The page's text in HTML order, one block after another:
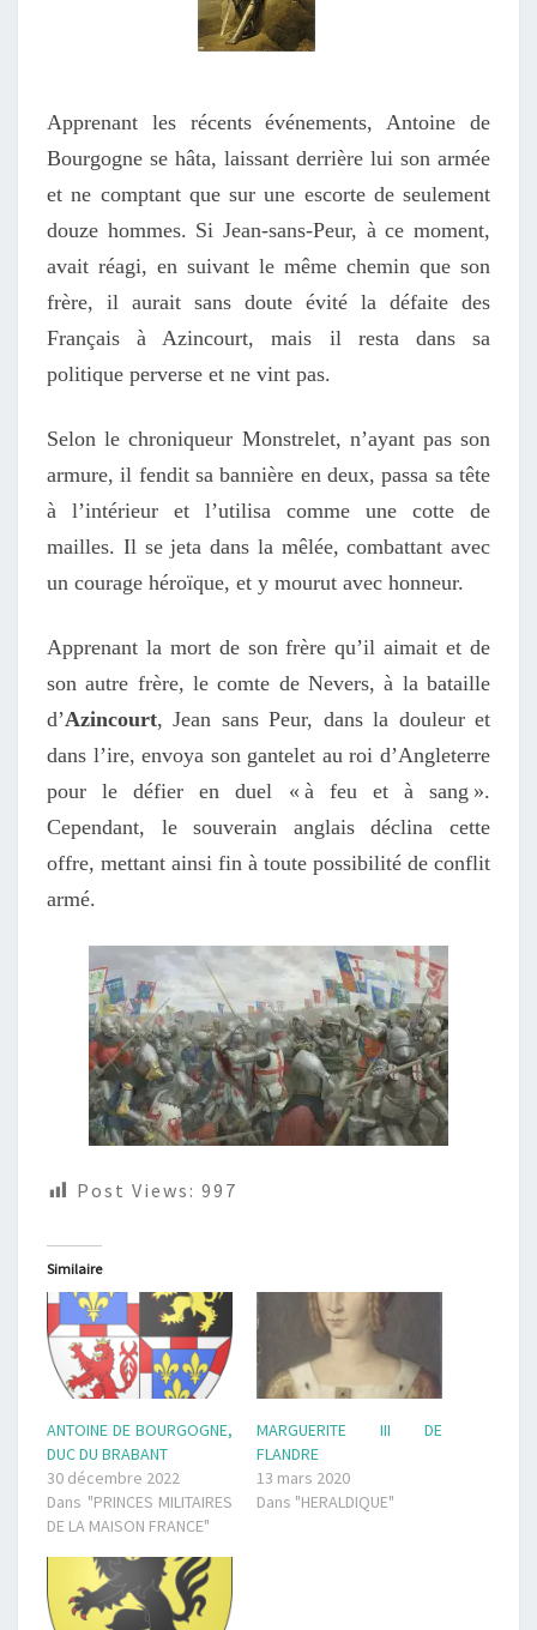
Apprenant les récents événements, Antoine de
Bourgogne se hâta, laissant derrière lui son armée
et ne comptant que sur une escorte de seulement
douze hommes. Si Jean-sans-Peur, à ce moment,
avait réagi, en suivant le même chemin que son
frère, il aurait sans doute évité la défaite des
Français à Azincourt, mais il resta dans sa
politique perverse et ne vint pas.
Selon le chroniqueur Monstrelet, n’ayant pas son
armure, il fendit sa bannière en deux, passa sa tête
à l’intérieur et l’utilisa comme une cotte de
mailles. Il se jeta dans la mêlée, combattant avec
un courage héroïque, et y mourut avec honneur.
Apprenant la mort de son frère qu’il aimait et de
son autre frère, le comte de Nevers, à la bataille
d’Azincourt, Jean sans Peur, dans la douleur et
dans l’ire, envoya son gantelet au roi d’Angleterre
pour le défier en duel « à feu et à sang ».
Cependant, le souverain anglais déclina cette
offre, mettant ainsi fin à toute possibilité de conflit
armé.
Post Views: 997
Similaire
ANTOINE DE BOURGOGNE,
DUC DU BRABANT
30 décembre 2022
Dans "PRINCES MILITAIRES
DE LA MAISON FRANCE"
MARGUERITE III DE
FLANDRE
13 mars 2020
Dans "HERALDIQUE"